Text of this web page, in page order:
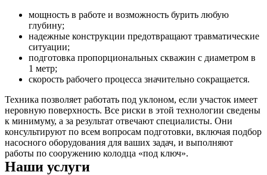
мощность в работе и возможность бурить любую
глубину;
надежные конструкции предотвращают травматические
ситуации;
подготовка пропорциональных скважин с диаметром в
1 метр;
скорость рабочего процесса значительно сокращается.
Техника позволяет работать под уклоном, если участок имеет
неровную поверхность. Все риски в этой технологии сведены
к минимуму, а за результат отвечают специалисты. Они
консультируют по всем вопросам подготовки, включая подбор
насосного оборудования для ваших задач, и выполняют
работы по сооружению колодца «под ключ».
Наши услуги